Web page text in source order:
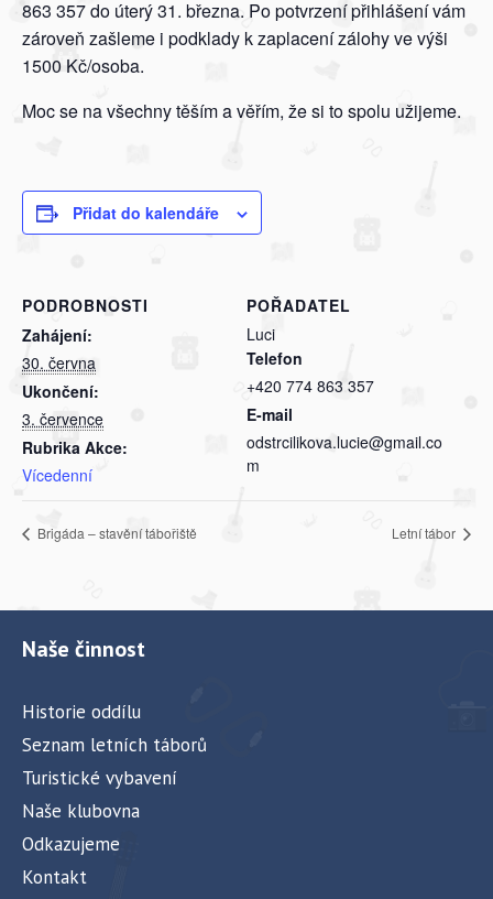
863 357 do úterý 31. března. Po potvrzení přihlášení vám
zároveň zašleme i podklady k zaplacení zálohy ve výši
1500 Kč/osoba.
Moc se na všechny těším a věřím, že si to spolu užijeme.
Přidat do kalendáře
PODROBNOSTI
Zahájení:
30. června
Ukončení:
3. července
Rubrika Akce:
Vícedenní
POŘADATEL
Luci
Telefon
+420 774 863 357
E-mail
odstrcilikova.lucie@gmail.co
m
Brigáda – stavění tábořiště Letní tábor
Naše činnost
Historie oddílu
Seznam letních táborů
Turistické vybavení
Naše klubovna
Odkazujeme
Kontakt